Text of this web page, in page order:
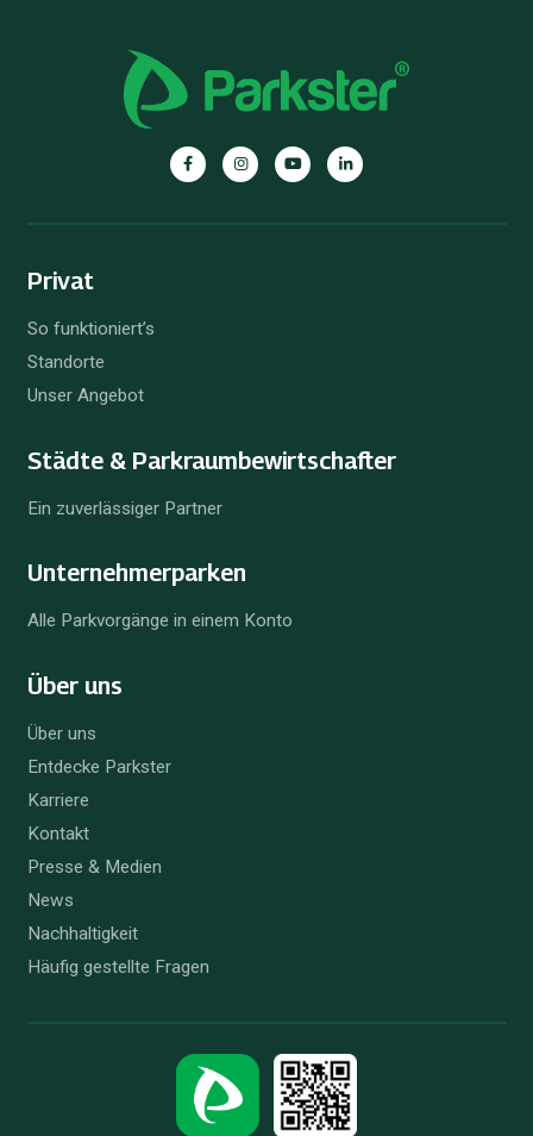
Privat
So funktioniert’s
Standorte
Unser Angebot
Städte & Parkraum­bewirtschafter
Ein zuverlässiger Partner
Unternehmer­parken
Alle Parkvorgänge in einem Konto
Über uns
Über uns
Entdecke Parkster
Karriere
Kontakt
Presse & Medien
News
Nachhaltigkeit
Häufig gestellte Fragen